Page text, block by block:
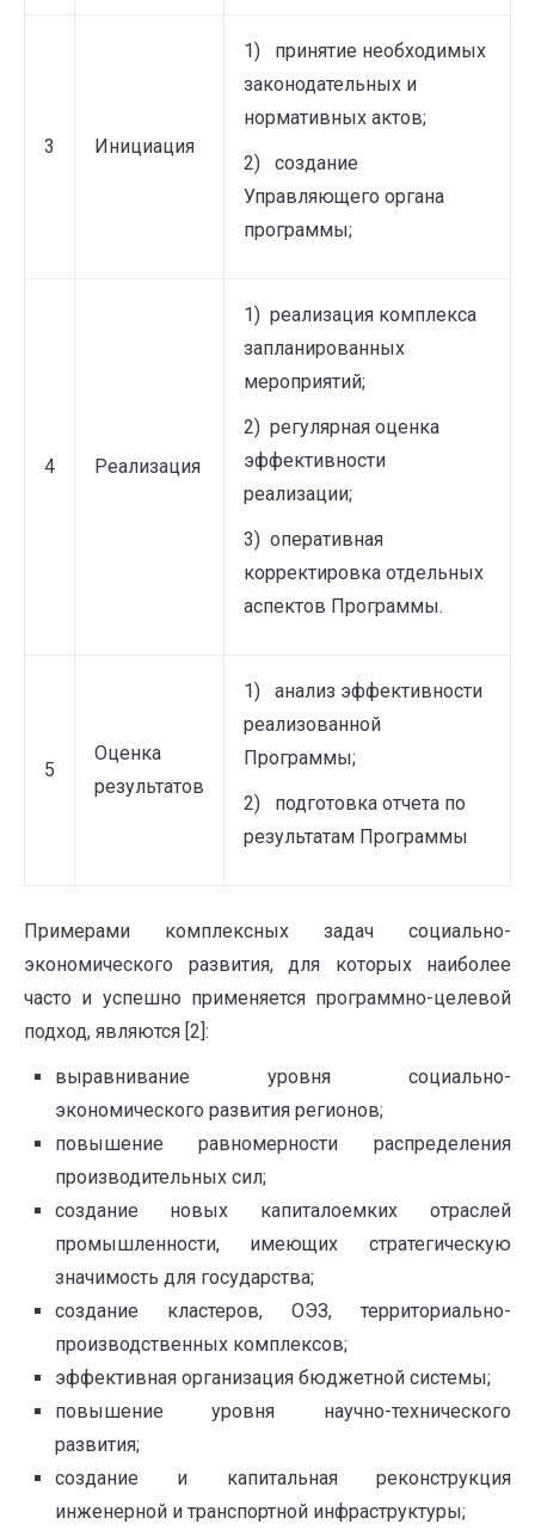
3 Инициация
1) принятие необходимых
законодательных и
нормативных актов;
2) создание
Управляющего органа
программы;
4 Реализация
1) реализация комплекса
запланированных
мероприятий;
2) регулярная оценка
эффективности
реализации;
3) оперативная
корректировка отдельных
аспектов Программы.
5
Оценка
результатов
1) анализ эффективности
реализованной
Программы;
2) подготовка отчета по
результатам Программы
Примерами комплексных задач социально-
экономического развития, для которых наиболее
часто и успешно применяется программно-целевой
подход, являются [2]:
выравнивание уровня социально-
экономического развития регионов;
повышение равномерности распределения
производительных сил;
создание новых капиталоемких отраслей
промышленности, имеющих стратегическую
значимость для государства;
создание кластеров, ОЭЗ, территориально-
производственных комплексов;
эффективная организация бюджетной системы;
повышение уровня научно-технического
развития;
создание и капитальная реконструкция
инженерной и транспортной инфраструктуры;